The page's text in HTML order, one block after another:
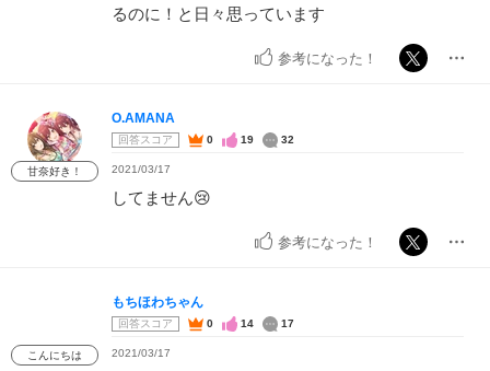
るのに！と日々思っています
参考になった！
甘奈好き！
O.AMANA
回答スコア 0 19 32
2021/03/17
してません😢
参考になった！
こんにちは
もちほわちゃん
回答スコア 0 14 17
2021/03/17